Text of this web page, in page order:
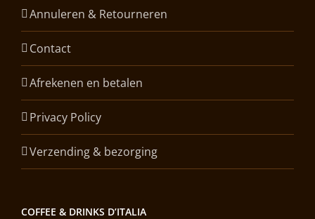
Annuleren & Retourneren
Contact
Afrekenen en betalen
Privacy Policy
Verzending & bezorging
COFFEE & DRINKS D’ITALIA